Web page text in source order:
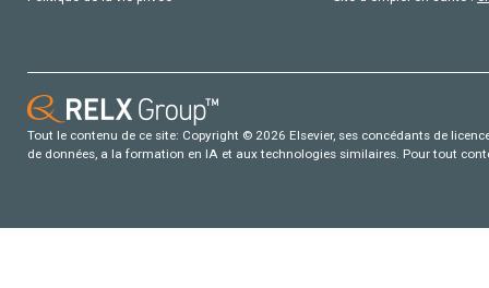
Tout le contenu de ce site: Copyright © 2026 Elsevier, ses concédants de
de données, a la formation en IA et aux technologies similaires. Pour tout